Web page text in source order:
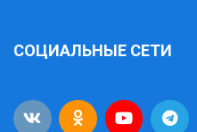
СОЦИАЛЬНЫЕ СЕТИ